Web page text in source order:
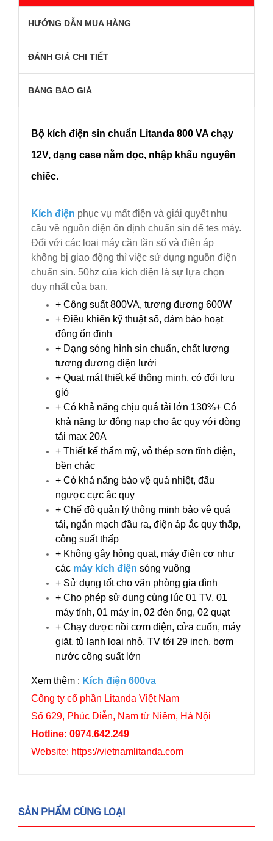
HƯỚNG DẪN MUA HÀNG
ĐÁNH GIÁ CHI TIẾT
BẢNG BÁO GIÁ
Bộ kích điện sin chuẩn Litanda 800 VA chạy
12V, dạng case nằm dọc, nhập khẩu nguyên
chiếc.
Kích điện phục vụ mất điện và giải quyết nhu
cầu về nguồn điện ổn định chuẩn sin để tes máy.
Đối với các loại máy cần tần số và điện áp
không bị giao động thì việc sử dụng nguồn điện
chuẩn sin. 50hz của kích điện là sự lựa chọn
duy nhất của bạn.
+ Công suất 800VA, tương đương 600W
+ Điều khiển kỹ thuật số, đảm bảo hoạt
động ổn định
+ Dạng sóng hình sin chuẩn, chất lượng
tương đương điện lưới
+ Quạt mát thiết kế thông minh, có đối lưu
gió
+ Có khả năng chịu quá tải lớn 130%+ Có
khả năng tự động nạp cho ắc quy với dòng
tải max 20A
+ Thiết kế thẩm mỹ, vỏ thép sơn tĩnh điện,
bền chắc
+ Có khả năng bảo vệ quá nhiệt, đấu
ngược cực ắc quy
+ Chế độ quản lý thông minh bảo vệ quá
tải, ngắn mạch đầu ra, điện áp ắc quy thấp,
công suất thấp
+ Không gây hỏng quạt, máy điện cơ như
các máy kích điện sóng vuông
+ Sử dụng tốt cho văn phòng gia đình
+ Cho phép sử dụng cùng lúc 01 TV, 01
máy tính, 01 máy in, 02 đèn ống, 02 quạt
+ Chạy được nồi cơm điện, cửa cuốn, máy
giặt, tủ lạnh loại nhỏ, TV tới 29 inch, bơm
nước công suất lớn
Xem thêm : Kích điện 600va
Công ty cổ phần Litanda Việt Nam
Số 629, Phúc Diễn, Nam từ Niêm, Hà Nội
Hotline: 0974.642.249
Website: https://vietnamlitanda.com
SẢN PHẨM CÙNG LOẠI